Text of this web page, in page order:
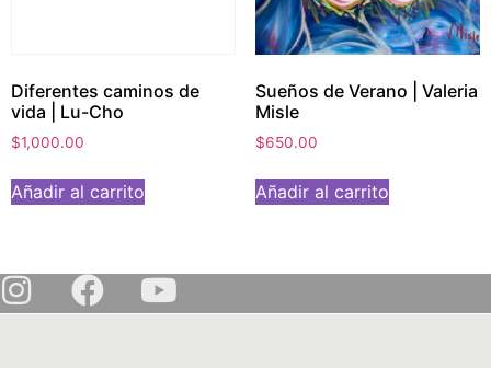
Diferentes caminos de
vida | Lu-Cho
$1,000.00
Añadir al carrito
Sueños de Verano | Valeria
Misle
$650.00
Añadir al carrito